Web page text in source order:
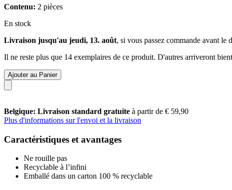
Contenu: 2 pièces
En stock
Livraison jusqu'au jeudi, 13. août, si vous passez commande avant le
Il ne reste plus que 14 exemplaires de ce produit. D'autres arriveront
Ajouter au Panier
Belgique: Livraison standard gratuite à partir de € 59,90
Plus d'informations sur l'envoi et la livraison
Caractéristiques et avantages
Ne rouille pas
Recyclable à l’infini
Emballé dans un carton 100 % recyclable